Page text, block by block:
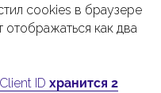
cookies в браузере
отображаться как два
ID хранится 2